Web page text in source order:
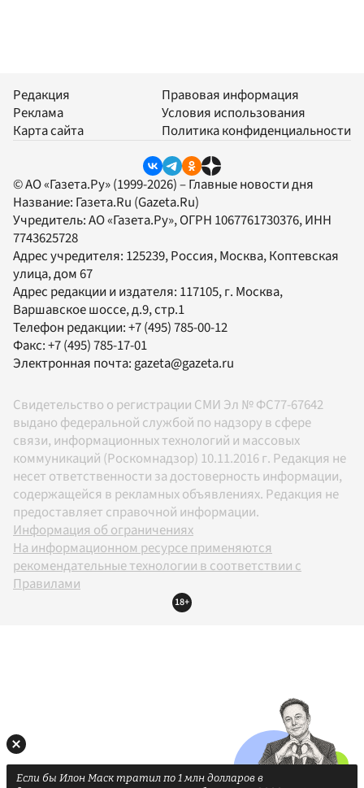
Редакция
Реклама
Карта сайта
Правовая информация
Условия использования
Политика конфиденциальности
© АО «Газета.Ру» (1999-2026) – Главные новости дня
Название: Газета.Ru (Gazeta.Ru)
Учредитель:АО «Газета.Ру», ОГРН 1067761730376, ИНН
7743625728
Адрес учредителя: 125239, Россия, Москва, Коптевская
улица, дом 67
Адрес редакции и издателя: 117105, г. Москва,
Варшавское шоссе, д.9, стр.1
Телефон редакции:+7 (495) 785-00-12
Факс:+7 (495) 785-17-01
Электронная почта:gazeta@gazeta.ru
Свидетельство о регистрации СМИ Эл № ФС77-67642
выдано федеральной службой по надзору в сфере
связи, информационных технологий и массовых
коммуникаций (Роскомнадзор) 10.11.2016 г. Редакция не
несет ответственности за достоверность информации,
содержащейся в рекламных объявлениях. Редакция не
предоставляет справочной информации.
Информация об ограничениях
На информационном ресурсе применяются
рекомендательные технологии в соответствии с
Правилами
18+
Если бы Илон Маск тратил по 1 млн долларов в